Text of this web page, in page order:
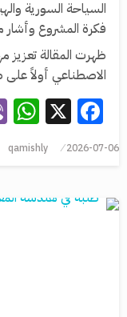
السياحة السورية
فكرة المشروع
ظهرت المقالة تعزيز
الاصطناعي أولاً
X
2026-07-06
qamishly